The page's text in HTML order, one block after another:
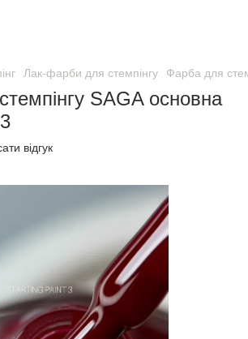
Лак-фарби для стемпінгу Фарба для
SAGA основна
відгук